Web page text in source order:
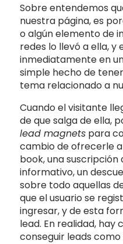
Sobre entendemos
nuestra página, es
o algún elemento de
redes lo llevó a ella,
inmediatamente en
simple hecho de
tema relacionado a
Cuando el visitante
de que salga de ella,
lead magnets para
cambio de ofrecerle
book, una
informativo, un
sobre todo aquellas
que el usuario se
ingresar, y de esta
lead. En realidad,
conseguir leads